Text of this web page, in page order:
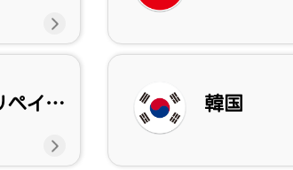
日本-プリペイドeSIM 韓国